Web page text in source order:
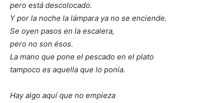
pero está descolocado.
Y por la noche la lámpara ya no se enciende.
Se oyen pasos en la escalera,
pero no son ésos.
La mano que pone el pescado en el plato
tampoco es aquella que lo ponía.
Hay algo aquí que no empieza